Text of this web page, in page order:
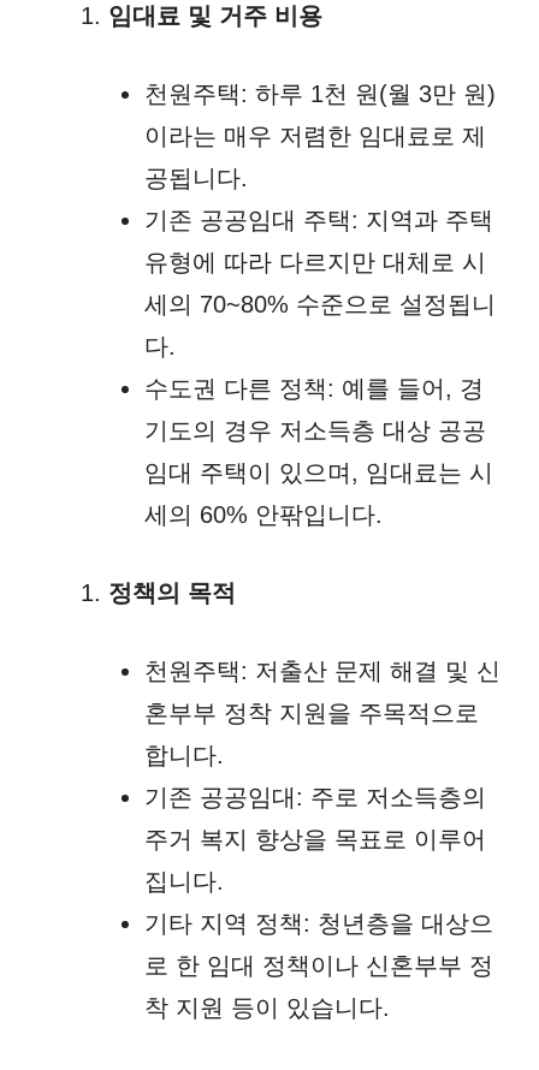
임대료 및 거주 비용
천원주택: 하루 1천 원(월 3만 원)
이라는 매우 저렴한 임대료로 제
공됩니다.
기존 공공임대 주택: 지역과 주택
유형에 따라 다르지만 대체로 시
세의 70~80% 수준으로 설정됩니
다.
수도권 다른 정책: 예를 들어, 경
기도의 경우 저소득층 대상 공공
임대 주택이 있으며, 임대료는 시
세의 60% 안팎입니다.
정책의 목적
천원주택: 저출산 문제 해결 및 신
혼부부 정착 지원을 주목적으로
합니다.
기존 공공임대: 주로 저소득층의
주거 복지 향상을 목표로 이루어
집니다.
기타 지역 정책: 청년층을 대상으
로 한 임대 정책이나 신혼부부 정
착 지원 등이 있습니다.